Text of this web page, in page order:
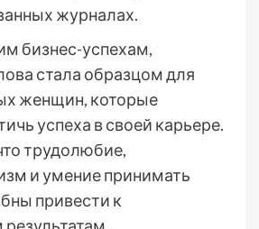
журналах.
бизнес-успехам,
стала образцом для
женщин, которые
успеха в своей карьере.
трудолюбие,
и умение принимать
привести к